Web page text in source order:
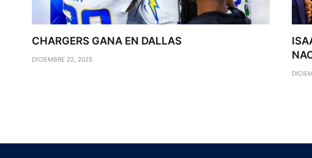
CHARGERS GANA EN DALLAS
DICIEMBRE 22, 2025